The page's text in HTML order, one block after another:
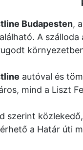
Budapesten,
A szálloda
autóval és
mind a Liszt
szerint
a Határ úti